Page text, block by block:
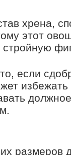
хрена,
этот
если
размеров